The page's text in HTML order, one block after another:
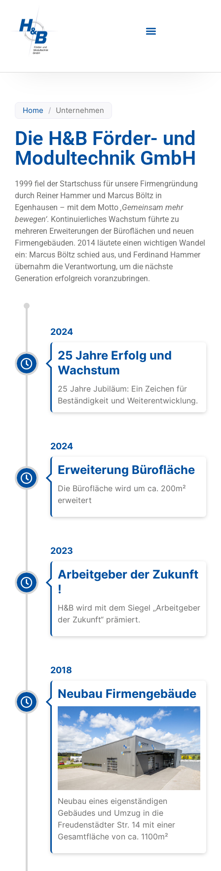
Home / Unternehmen
Die H&B Förder- und
Modultechnik GmbH
1999 fiel der Startschuss für unsere Firmengründung
durch Reiner Hammer und Marcus Böltz in
Egenhausen – mit dem Motto ‚Gemeinsam mehr
bewegen‘. Kontinuierliches Wachstum führte zu
mehreren Erweiterungen der Büroflächen und neuen
Firmengebäuden. 2014 läutete einen wichtigen Wandel
ein: Marcus Böltz schied aus, und Ferdinand Hammer
übernahm die Verantwortung, um die nächste
Generation erfolgreich voranzubringen.
2024
25 Jahre Erfolg und
Wachstum
25 Jahre Jubiläum: Ein Zeichen für
Beständigkeit und Weiterentwicklung.
2024
Erweiterung Bürofläche
Die Bürofläche wird um ca. 200m²
erweitert
2023
Arbeitgeber der Zukunft
!
H&B wird mit dem Siegel „Arbeitgeber
der Zukunft“ prämiert.
2018
Neubau Firmengebäude
Neubau eines eigenständigen
Gebäudes und Umzug in die
Freudenstädter Str. 14 mit einer
Gesamtfläche von ca. 1100m²